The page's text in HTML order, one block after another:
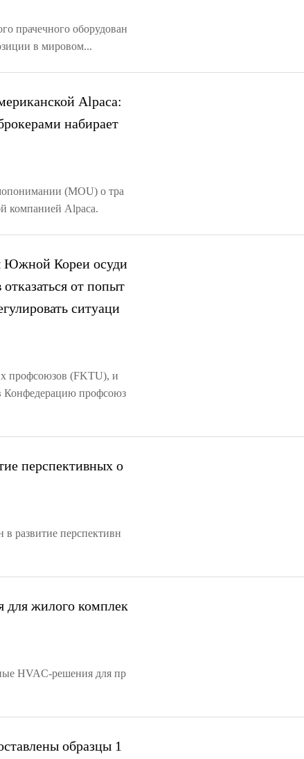
прачечного оборудован
в мировом...
Alpaca:
набирает
(MOU) о тра
компанией Alpaca.
Южной Кореи осуди
от попыт
ситуаци
профсоюзов (FKTU), и
Конфедерацию профсоюз
перспективных о
в развитие перспективн
для жилого комплек
HVAC-решения для пр
образцы 1